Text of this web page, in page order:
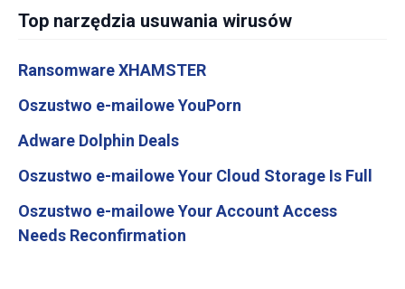
Top narzędzia usuwania wirusów
Ransomware XHAMSTER
Oszustwo e-mailowe YouPorn
Adware Dolphin Deals
Oszustwo e-mailowe Your Cloud Storage Is Full
Oszustwo e-mailowe Your Account Access
Needs Reconfirmation